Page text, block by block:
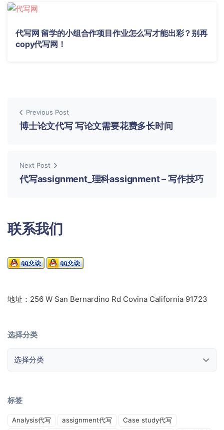
代写网 留学的小组合作项目作业怎么写才能出彩？别再
copy代写网！
Previous Post
博士论文代写 写论文需要花费多长时间
Next Post
代写assignment_理科assignment – 写作技巧
联系我们
地址：256 W San Bernardino Rd Covina California 91723
选择分类
标签
Analysis代写 assignment代写
Case study代写